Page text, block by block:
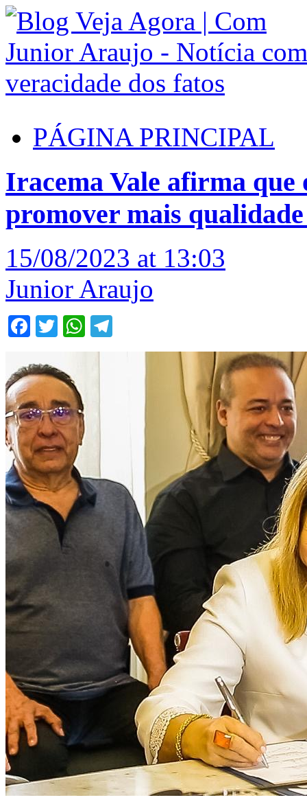
PÁGINA PRINCIPAL
Iracema Vale afirma que
promover mais
15/08/2023 at 13:03
Junior Araujo
Facebook
TwitterWhatsApp